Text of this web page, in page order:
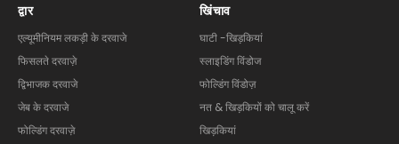
द्वार
एल्यूमीनियम लकड़ी के दरवाजे
फिसलते दरवाज़े
द्विभाजक दरवाजे
जेब के दरवाजे
फोल्डिंग दरवाज़े
खिंचाव
घाटी -खिड़कियां
स्लाइडिंग विंडोज
फोल्डिंग विंडोज़
नत & खिड़कियों को चालू करें
खिड़कियां